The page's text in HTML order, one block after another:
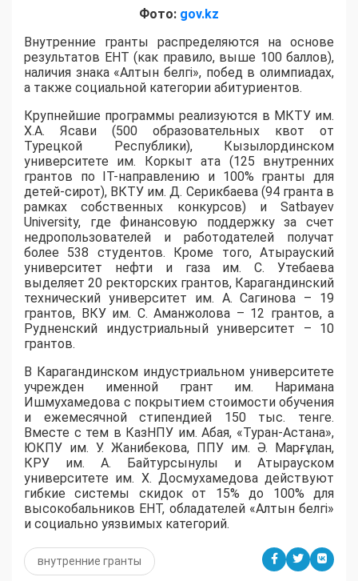
Фото: gov.kz
Внутренние гранты распределяются на основе
результатов ЕНТ (как правило, выше 100 баллов),
наличия знака «Алтын белгі», побед в олимпиадах,
а также социальной категории абитуриентов.
​Крупнейшие программы реализуются в МКТУ им.
Х.А. Ясави (500 образовательных квот от
Турецкой Республики), Кызылординском
университете им. Коркыт ата (125 внутренних
грантов по IT-направлению и 100% гранты для
детей-сирот), ВКТУ им. Д. Серикбаева (94 гранта в
рамках собственных конкурсов) и Satbayev
University, где финансовую поддержку за счет
недропользователей и работодателей получат
более 538 студентов. Кроме того, Атырауский
университет нефти и газа им. С. Утебаева
выделяет 20 ректорских грантов, Карагандинский
технический университет им. А. Сагинова – 19
грантов, ВКУ им. С. Аманжолова – 12 грантов, а
Рудненский индустриальный университет – 10
грантов.
​В Карагандинском индустриальном университете
учрежден именной грант им. Наримана
Ишмухамедова с покрытием стоимости обучения
и ежемесячной стипендией 150 тыс. тенге.
Вместе с тем в КазНПУ им. Абая, «Туран-Астана»,
ЮКПУ им. У. Жанибекова, ППУ им. Ә. Марғұлан,
КРУ им. А. Байтурсынулы и Атырауском
университете им. Х. Досмухамедова действуют
гибкие системы скидок от 15% до 100% для
высокобальников ЕНТ, обладателей «Алтын белгі»
и социально уязвимых категорий.
внутренние гранты